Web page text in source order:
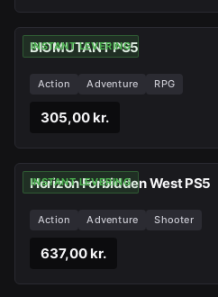
INSTANT LEVERING
BIOMUTANT PS5
Action Adventure RPG
305,00 kr.
INSTANT LEVERING
Horizon Forbidden West PS5
Action Adventure Shooter
637,00 kr.